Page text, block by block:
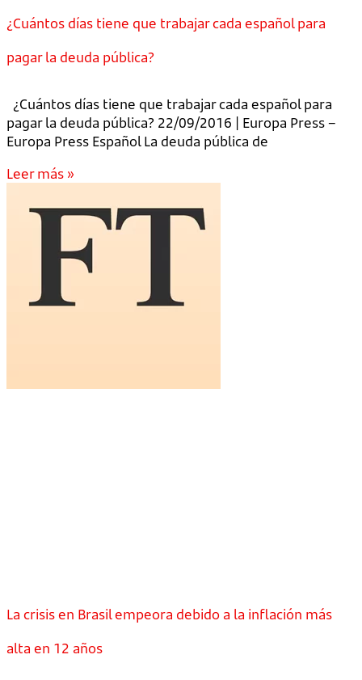
¿Cuántos días tiene que trabajar cada español para
pagar la deuda pública?
¿Cuántos días tiene que trabajar cada español para
pagar la deuda pública? 22/09/2016 | Europa Press –
Europa Press Español La deuda pública de
Leer más »
La crisis en Brasil empeora debido a la inflación más
alta en 12 años